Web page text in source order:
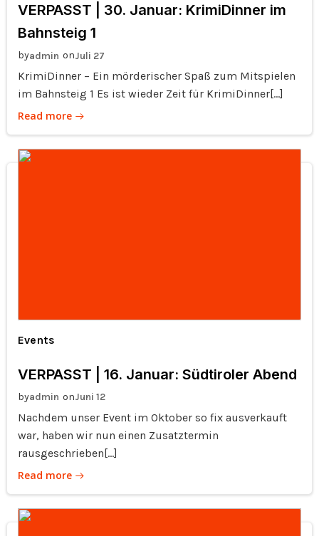
VERPASST | 30. Januar: KrimiDinner im
Bahnsteig 1
byadmin onJuli 27
KrimiDinner – Ein mörderischer Spaß zum Mitspielen
im Bahnsteig 1 Es ist wieder Zeit für KrimiDinner[…]
Read more
Events
VERPASST | 16. Januar: Südtiroler Abend
byadmin onJuni 12
Nachdem unser Event im Oktober so fix ausverkauft
war, haben wir nun einen Zusatztermin
rausgeschrieben[…]
Read more